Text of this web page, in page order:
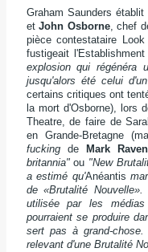
Graham Saunders
etJohn Osborne, chef
pièce contestataire
fustigeait
explosion qui régénéra
jusqu'alors été celui
certains critiques ont
la mort d'Osborne), lors
Theatre, de faire de
en Grande-Bretagne
fuckingde Mark
britannia"ou "New
a estimé qu'Anéantis
de «Brutalité
utilisée par les
pourraient se produire
sert pas à grand-
relevant d'une Brutalité